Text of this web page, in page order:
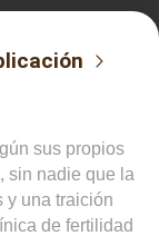
sus propios
sin nadie que la
y una traición
de fertilidad